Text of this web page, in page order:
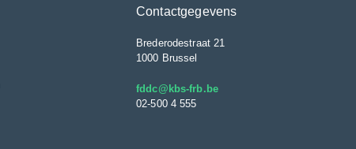
Contactgegevens
Brederodestraat 21
1000 Brussel
fddc@kbs-frb.be
02-500 4 555